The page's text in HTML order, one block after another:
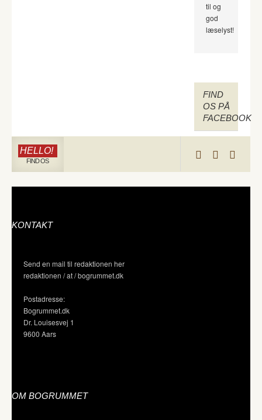
til og
god
læselyst!
FIND
OS PÅ
FACEBOOK
HELLO!
FIND OS
KONTAKT
Send en mail til redaktionen her
redaktionen / at / bogrummet.dk
Postadresse:
Bogrummet.dk
Dr. Louisesvej 1
9600 Aars
OM BOGRUMMET